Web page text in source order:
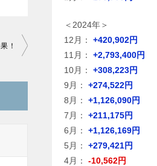
！
＜2024年＞
12月：
+420,902円
11月：
+2,793,400円
10月：
+308,223円
9月：
+274,522円
8月：
+1,126,090円
7月：
+211,175円
6月：
+1,126,169円
5月：
+279,421円
4月：
-10,562円